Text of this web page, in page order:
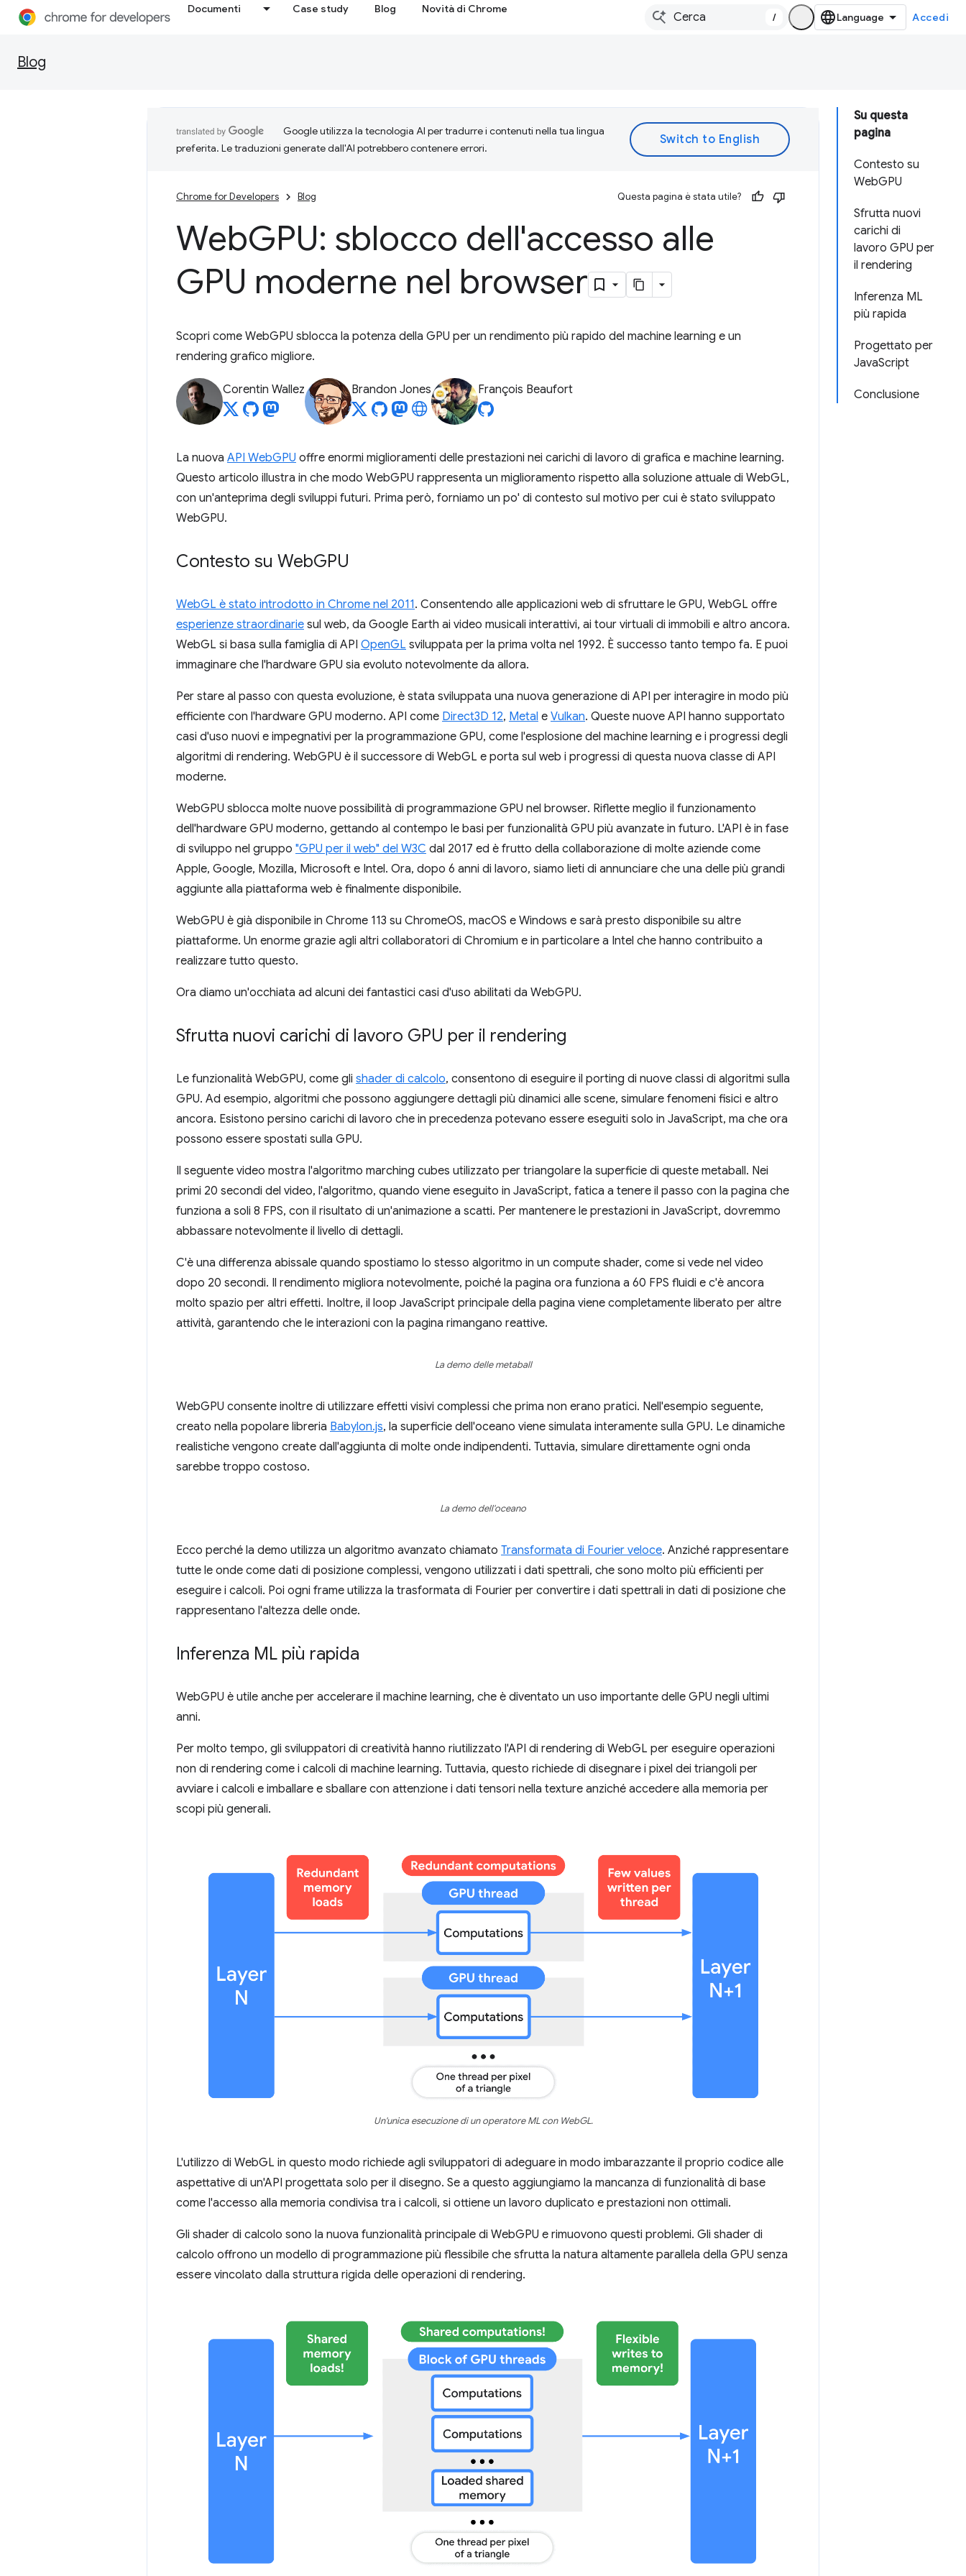
Documenti Case study Blog Novità di Chrome
/ Accedi
Blog
Su questa
pagina
Contesto su
WebGPU
Sfrutta nuovi
carichi di
lavoro GPU per
il rendering
Inferenza ML
più rapida
Progettato per
JavaScript
Conclusione
Google utilizza la tecnologia AI per tradurre i contenuti nella tua lingua
preferita. Le traduzioni generate dall'AI potrebbero contenere errori.
Chrome for Developers Blog Questa pagina è stata utile?
WebGPU: sblocco dell'accesso alle
GPU moderne nel browser
Scopri come WebGPU sblocca la potenza della GPU per un rendimento più rapido del machine learning e un
rendering grafico migliore.
Corentin Wallez Brandon Jones François Beaufort
La nuova API WebGPU offre enormi miglioramenti delle prestazioni nei carichi di lavoro di grafica e machine learning.
Questo articolo illustra in che modo WebGPU rappresenta un miglioramento rispetto alla soluzione attuale di WebGL,
con un'anteprima degli sviluppi futuri. Prima però, forniamo un po' di contesto sul motivo per cui è stato sviluppato
WebGPU.
Contesto su WebGPU
WebGL è stato introdotto in Chrome nel 2011. Consentendo alle applicazioni web di sfruttare le GPU, WebGL offre
esperienze straordinarie sul web, da Google Earth ai video musicali interattivi, ai tour virtuali di immobili e altro ancora.
WebGL si basa sulla famiglia di API OpenGL sviluppata per la prima volta nel 1992. È successo tanto tempo fa. E puoi
immaginare che l'hardware GPU sia evoluto notevolmente da allora.
Per stare al passo con questa evoluzione, è stata sviluppata una nuova generazione di API per interagire in modo più
efficiente con l'hardware GPU moderno. API come Direct3D 12, Metal e Vulkan. Queste nuove API hanno supportato
casi d'uso nuovi e impegnativi per la programmazione GPU, come l'esplosione del machine learning e i progressi degli
algoritmi di rendering. WebGPU è il successore di WebGL e porta sul web i progressi di questa nuova classe di API
moderne.
WebGPU sblocca molte nuove possibilità di programmazione GPU nel browser. Riflette meglio il funzionamento
dell'hardware GPU moderno, gettando al contempo le basi per funzionalità GPU più avanzate in futuro. L'API è in fase
di sviluppo nel gruppo "GPU per il web" del W3C dal 2017 ed è frutto della collaborazione di molte aziende come
Apple, Google, Mozilla, Microsoft e Intel. Ora, dopo 6 anni di lavoro, siamo lieti di annunciare che una delle più grandi
aggiunte alla piattaforma web è finalmente disponibile.
WebGPU è già disponibile in Chrome 113 su ChromeOS, macOS e Windows e sarà presto disponibile su altre
piattaforme. Un enorme grazie agli altri collaboratori di Chromium e in particolare a Intel che hanno contribuito a
realizzare tutto questo.
Ora diamo un'occhiata ad alcuni dei fantastici casi d'uso abilitati da WebGPU.
Sfrutta nuovi carichi di lavoro GPU per il rendering
Le funzionalità WebGPU, come gli shader di calcolo, consentono di eseguire il porting di nuove classi di algoritmi sulla
GPU. Ad esempio, algoritmi che possono aggiungere dettagli più dinamici alle scene, simulare fenomeni fisici e altro
ancora. Esistono persino carichi di lavoro che in precedenza potevano essere eseguiti solo in JavaScript, ma che ora
possono essere spostati sulla GPU.
Il seguente video mostra l'algoritmo marching cubes utilizzato per triangolare la superficie di queste metaball. Nei
primi 20 secondi del video, l'algoritmo, quando viene eseguito in JavaScript, fatica a tenere il passo con la pagina che
funziona a soli 8 FPS, con il risultato di un'animazione a scatti. Per mantenere le prestazioni in JavaScript, dovremmo
abbassare notevolmente il livello di dettagli.
C'è una differenza abissale quando spostiamo lo stesso algoritmo in un compute shader, come si vede nel video
dopo 20 secondi. Il rendimento migliora notevolmente, poiché la pagina ora funziona a 60 FPS fluidi e c'è ancora
molto spazio per altri effetti. Inoltre, il loop JavaScript principale della pagina viene completamente liberato per altre
attività, garantendo che le interazioni con la pagina rimangano reattive.
La demo delle metaball
WebGPU consente inoltre di utilizzare effetti visivi complessi che prima non erano pratici. Nell'esempio seguente,
creato nella popolare libreria Babylon.js, la superficie dell'oceano viene simulata interamente sulla GPU. Le dinamiche
realistiche vengono create dall'aggiunta di molte onde indipendenti. Tuttavia, simulare direttamente ogni onda
sarebbe troppo costoso.
La demo dell'oceano
Ecco perché la demo utilizza un algoritmo avanzato chiamato Transformata di Fourier veloce. Anziché rappresentare
tutte le onde come dati di posizione complessi, vengono utilizzati i dati spettrali, che sono molto più efficienti per
eseguire i calcoli. Poi ogni frame utilizza la trasformata di Fourier per convertire i dati spettrali in dati di posizione che
rappresentano l'altezza delle onde.
Inferenza ML più rapida
WebGPU è utile anche per accelerare il machine learning, che è diventato un uso importante delle GPU negli ultimi
anni.
Per molto tempo, gli sviluppatori di creatività hanno riutilizzato l'API di rendering di WebGL per eseguire operazioni
non di rendering come i calcoli di machine learning. Tuttavia, questo richiede di disegnare i pixel dei triangoli per
avviare i calcoli e imballare e sballare con attenzione i dati tensori nella texture anziché accedere alla memoria per
scopi più generali.
Un'unica esecuzione di un operatore ML con WebGL.
L'utilizzo di WebGL in questo modo richiede agli sviluppatori di adeguare in modo imbarazzante il proprio codice alle
aspettative di un'API progettata solo per il disegno. Se a questo aggiungiamo la mancanza di funzionalità di base
come l'accesso alla memoria condivisa tra i calcoli, si ottiene un lavoro duplicato e prestazioni non ottimali.
Gli shader di calcolo sono la nuova funzionalità principale di WebGPU e rimuovono questi problemi. Gli shader di
calcolo offrono un modello di programmazione più flessibile che sfrutta la natura altamente parallela della GPU senza
essere vincolato dalla struttura rigida delle operazioni di rendering.